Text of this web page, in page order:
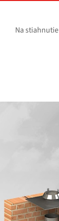
Na stiahnutie